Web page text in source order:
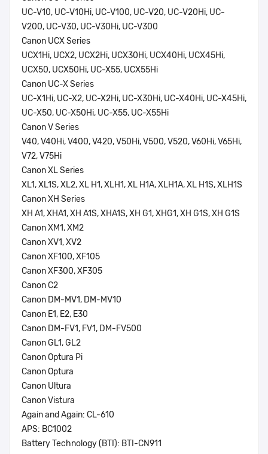
UC-V10, UC-V10Hi, UC-V100, UC-V20, UC-V20Hi, UC-
V200, UC-V30, UC-V30Hi, UC-V300
Canon UCX Series
UCX1Hi, UCX2, UCX2Hi, UCX30Hi, UCX40Hi, UCX45Hi,
UCX50, UCX50Hi, UC-X55, UCX55Hi
Canon UC-X Series
UC-X1Hi, UC-X2, UC-X2Hi, UC-X30Hi, UC-X40Hi, UC-X45Hi,
UC-X50, UC-X50Hi, UC-X55, UC-X55Hi
Canon V Series
V40, V40Hi, V400, V420, V50Hi, V500, V520, V60Hi, V65Hi,
V72, V75Hi
Canon XL Series
XL1, XL1S, XL2, XL H1, XLH1, XL H1A, XLH1A, XL H1S, XLH1S
Canon XH Series
XH A1, XHA1, XH A1S, XHA1S, XH G1, XHG1, XH G1S, XH G1S
Canon XM1, XM2
Canon XV1, XV2
Canon XF100, XF105
Canon XF300, XF305
Canon C2
Canon DM-MV1, DM-MV10
Canon E1, E2, E30
Canon DM-FV1, FV1, DM-FV500
Canon GL1, GL2
Canon Optura Pi
Canon Optura
Canon Ultura
Canon Vistura
Again and Again: CL-610
APS: BC1002
Battery Technology (BTI): BTI-CN911